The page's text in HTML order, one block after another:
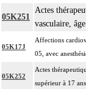
05K251
Actes
vasculaire,
05K17J
Affections
05, avec
05K252
Actes
supérieur à 17